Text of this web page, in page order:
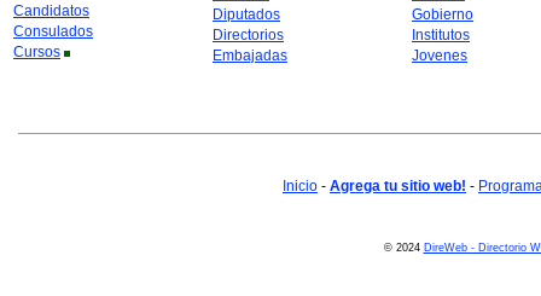
Candidatos
Consulados
Cursos
Diputados
Directorios
Embajadas
Gobierno
Institutos
Jovenes
Inicio - Agrega tu sitio web! -
© 2024 DireWeb - Directorio